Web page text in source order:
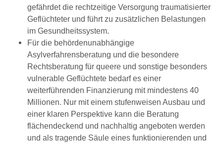
gefährdet die rechtzeitige Versorgung traumatisierter
Geflüchteter und führt zu zusätzlichen Belastungen
im Gesundheitssystem.
Für die behördenunabhängige
Asylverfahrensberatung und die besondere
Rechtsberatung für queere und sonstige besonders
vulnerable Geflüchtete bedarf es einer
weiterführenden Finanzierung mit mindestens 40
Millionen. Nur mit einem stufenweisen Ausbau und
einer klaren Perspektive kann die Beratung
flächendeckend und nachhaltig angeboten werden
und als tragende Säule eines funktionierenden und